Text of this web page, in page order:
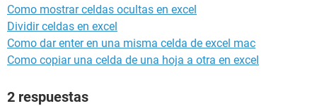
Como mostrar celdas ocultas en excel
Dividir celdas en excel
Como dar enter en una misma celda de excel mac
Como copiar una celda de una hoja a otra en excel
2 respuestas